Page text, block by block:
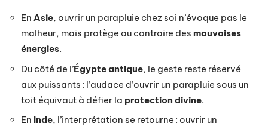
En Asie, ouvrir un parapluie chez soi n’évoque pas le
malheur, mais protège au contraire des mauvaises
énergies.
Du côté de l’Égypte antique, le geste reste réservé
aux puissants : l’audace d’ouvrir un parapluie sous un
toit équivaut à défier la protection divine.
En Inde, l’interprétation se retourne : ouvrir un